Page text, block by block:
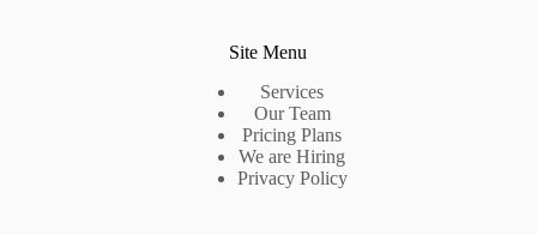
Site Menu
Services
Our Team
Pricing Plans
We are Hiring
Privacy Policy